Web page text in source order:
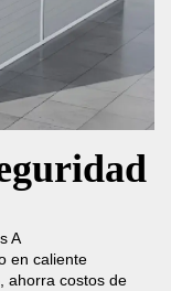
A
en caliente
ahorra costos de